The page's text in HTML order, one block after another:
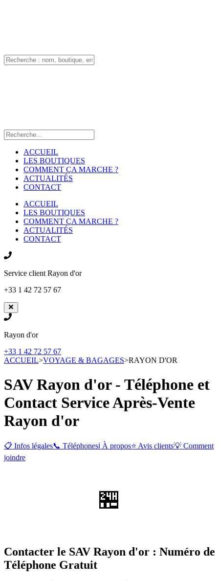
ACCUEIL
LES BOUTIQUES
COMMENT ÇA MARCHE ?
ACTUALITÉS
CONTACT
ACCUEIL
LES BOUTIQUES
COMMENT ÇA MARCHE ?
ACTUALITÉS
CONTACT
Service client Rayon d'or
+33 1 42 72 57 67
Rayon d'or
+33 1 42 72 57 67
ACCUEIL>VOYAGE & BAGAGES>RAYON D'OR
SAV Rayon d'or - Téléphone et
Contact Service Après-Vente
Rayon d'or
📋 Infos légales📞 Téléphonesℹ️ À propos⭐ Avis clients💡 Comment
joindre
🏪
Contacter le SAV Rayon d'or : Numéro de
Téléphone Gratuit